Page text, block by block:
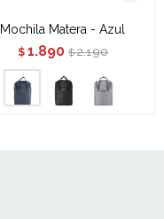
Mochila Matera - Azul
$ 1.890 $ 2.190